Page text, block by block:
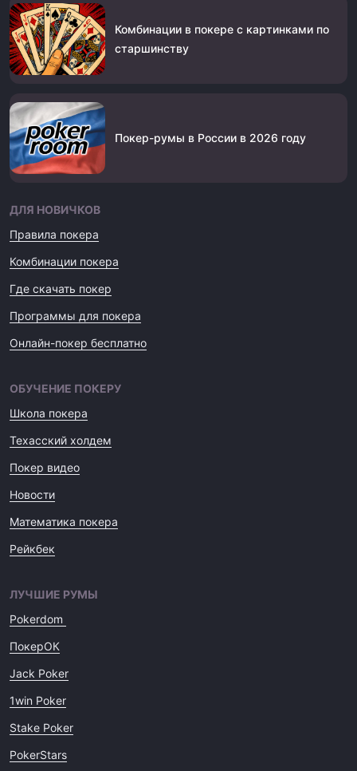
Комбинации в покере с картинками по
старшинству
Покер-румы в России в 2026 году
ДЛЯ НОВИЧКОВ
Правила покера
Комбинации покера
Где скачать покер
Программы для покера
Онлайн-покер бесплатно
ОБУЧЕНИЕ ПОКЕРУ
Школа покера
Техасский холдем
Покер видео
Новости
Математика покера
Рейкбек
ЛУЧШИЕ РУМЫ
Pokerdom
ПокерОК
Jack Poker
1win Poker
Stake Poker
PokerStars